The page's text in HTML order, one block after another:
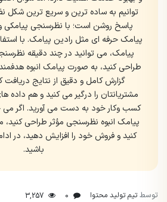
توانیم به ساده ترین و سریع ترین شکل
پاسخ روشن است؛ با نظرسنجی پیامکی
پیامک حرفه ای مثل رادین پیامک. با
پیامک، می توانید در چند دقیقه
طراحی کنید، به صورت پیامک انبوه
گزارش کامل و دقیق از نتایج دریافت
مشتریانتان را درگیر می کنید و هم داده
کسب وکار خود به دست می آورید. اگر می
پیامک انبوه نظرسنجی مؤثر طراحی
کنید و فروش خود را افزایش دهید، در
باشید.
توسطتیم تولید محتوا 0
3,257